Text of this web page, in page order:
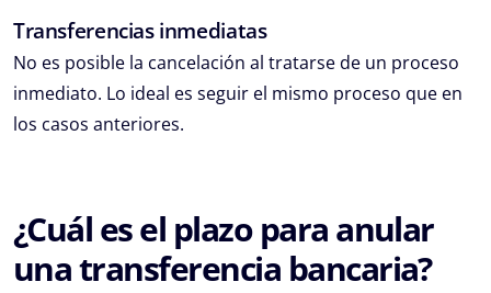
Transferencias inmediatas
No es posible la cancelación al tratarse de un proceso
inmediato. Lo ideal es seguir el mismo proceso que en
los casos anteriores.
¿Cuál es el plazo para anular
una transferencia bancaria?